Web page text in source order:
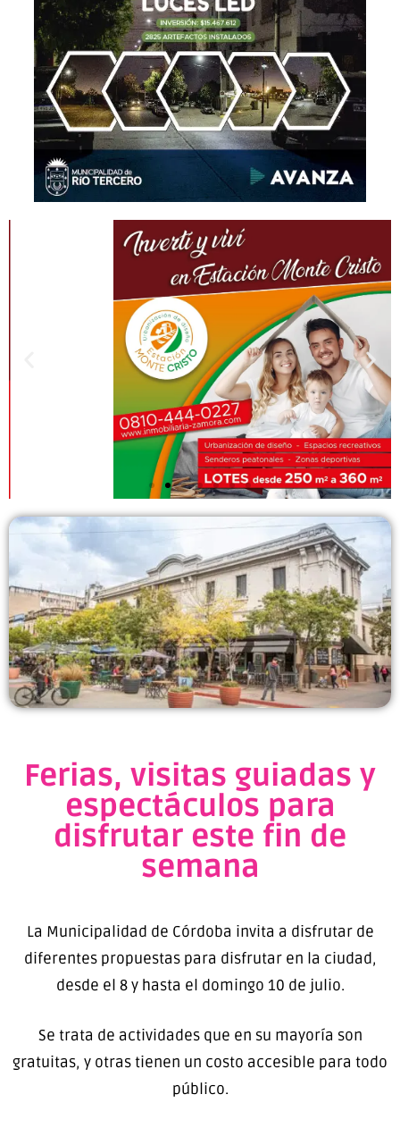
Ferias, visitas guiadas y
espectáculos para
disfrutar este fin de
semana
La Municipalidad de Córdoba invita a disfrutar de
diferentes propuestas para disfrutar en la ciudad,
desde el 8 y hasta el domingo 10 de julio.
Se trata de actividades que en su mayoría son
gratuitas, y otras tienen un costo accesible para todo
público.